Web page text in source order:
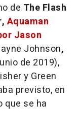
de The Flash
Aquaman
Jason
Johnson,
de 2019),
y Green
previsto, en
que se ha